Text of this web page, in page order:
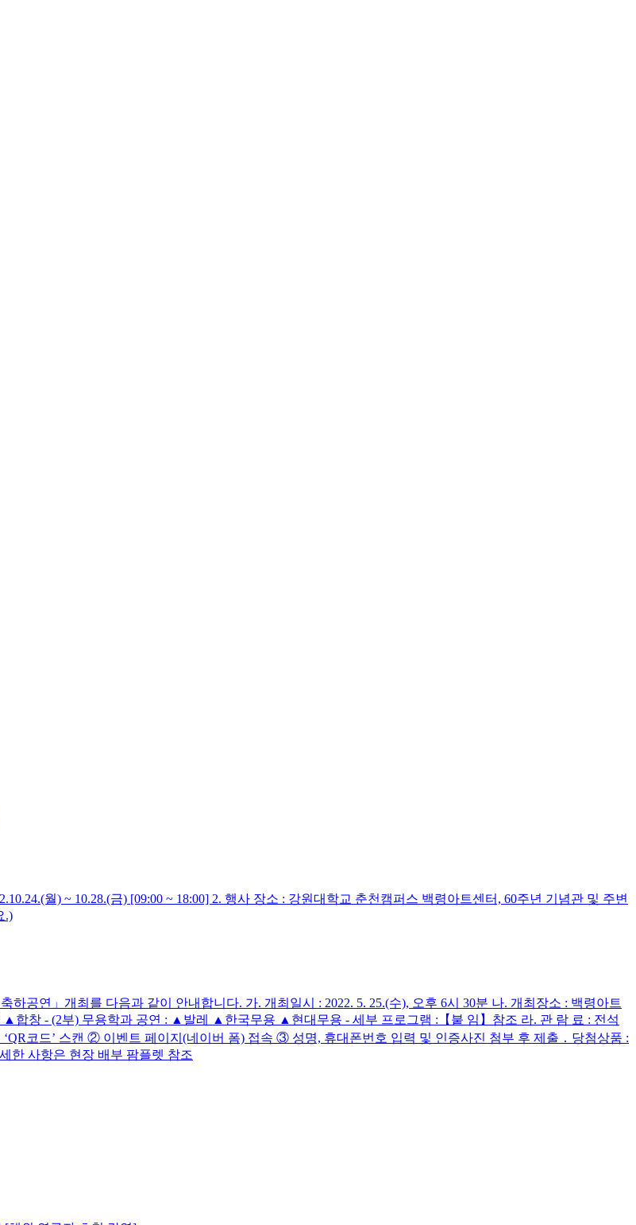
월) ~ 10.28.(금) [09:00 ~ 18:00] 2. 행사 장소 : 강원대학교 춘천캠퍼스 백령아트센터, 60주년 기념관 및 주변
.)
공연」개최를 다음과 같이 안내합니다. 가. 개최일시 : 2022. 5. 25.(수), 오후 6시 30분 나. 개최장소 : 백령아트
합창 - (2부) 무용학과 공연 : ▲발레 ▲한국무용 ▲현대무용 - 세부 프로그램 :【붙 임】참조 라. 관 람 료 : 전석
코드’ 스캔 ② 이벤트 페이지(네이버 폼) 접속 ③ 성명, 휴대폰번호 입력 및 인증사진 첨부 후 제출 ․ 당첨상품 :
한 사항은 현장 배부 팜플렛 참조